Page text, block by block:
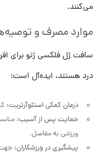
می‌کنند.
موارد مصرف و
سافت ژل فلکسی ژنو برای
درد هستند، ایده‌آل است:
درمان کمکی استئوآرتریت:
حمایت پس از آسیب:
ورزشی به مفاصل.
پیشگیری در ورزشکاران: